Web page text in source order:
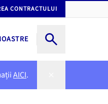
CONTRACTULUI
AICI.